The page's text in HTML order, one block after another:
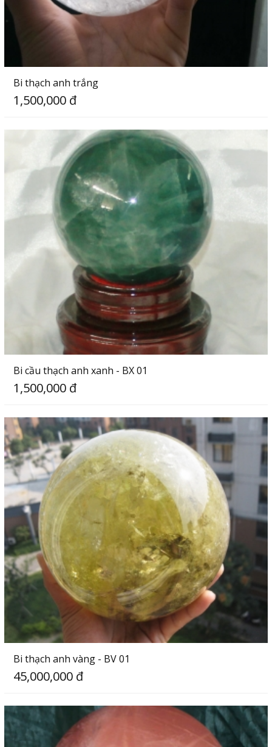
Bi thạch anh trắng
1,500,000 đ
Bi cầu thạch anh xanh - BX 01
1,500,000 đ
Bi thạch anh vàng - BV 01
45,000,000 đ